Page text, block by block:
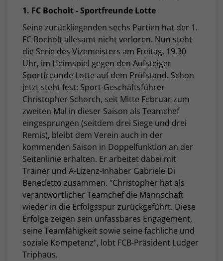
1. FC Bocholt - Sportfreunde Lotte
Seine zurückliegenden sechs Partien hat der 1.
FC Bocholt allesamt nicht verloren. Nun steht
die Serie des Vizemeisters am Freitag, 19.30
Uhr, im Heimspiel gegen den Aufsteiger
Sportfreunde Lotte auf dem Prüfstand. Schon
jetzt steht fest: Sport-Geschäftsführer
Christopher Schorch, seit Mitte Februar zum
zweiten Mal in dieser Saison als Teamchef
eingesprungen (seitdem drei Siege und drei
Remis), bleibt dem Verein auch in der
kommenden Saison in Doppelfunktion an der
Seitenlinie erhalten. Er arbeitet dabei mit
Trainer und A-Lizenz-Inhaber Gabriele Di
Benedetto zusammen. "Christopher hat als
verantwortlicher Teamchef die Mannschaft
wieder in die Erfolgsspur zurückgeführt. Diese
Erfolge zeigen sein unfassbares Engagement,
seine Teamfähigkeit sowie seine fachliche und
soziale Kompetenz", lobt FCB-Präsident Ludger
Triphaus.